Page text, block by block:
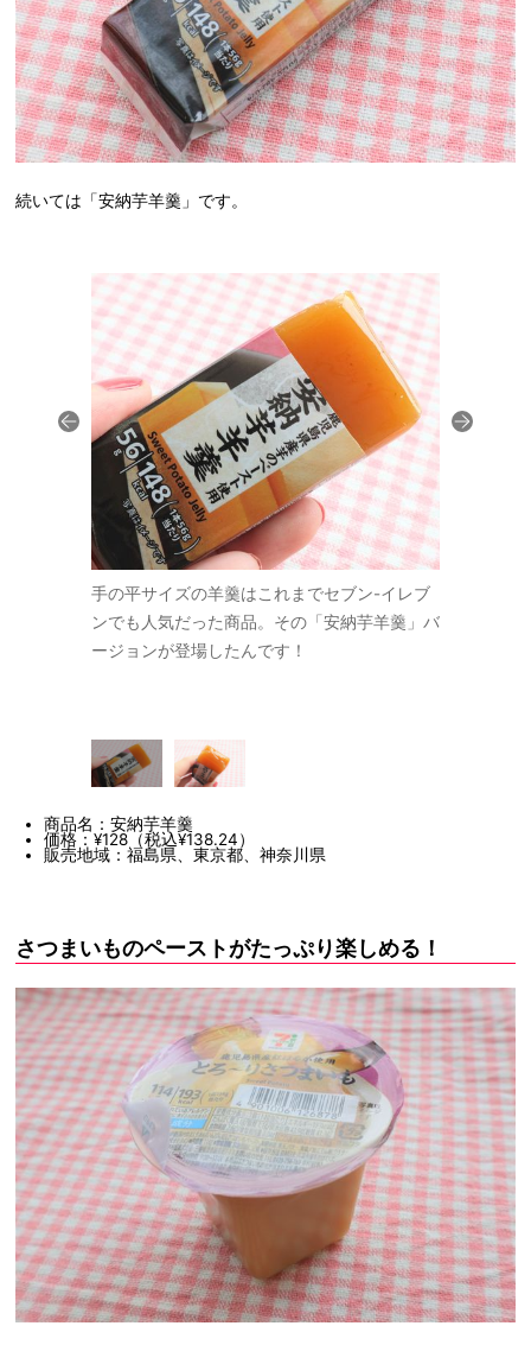
続いては「安納芋羊羹」です。
手の平サイズの羊羹はこれまでセブン-イレブ
ンでも人気だった商品。その「安納芋羊羹」バ
ージョンが登場したんです！
商品名：安納芋羊羹
価格：¥128（税込¥138.24）
販売地域：福島県、東京都、神奈川県
さつまいものペーストがたっぷり楽しめる！